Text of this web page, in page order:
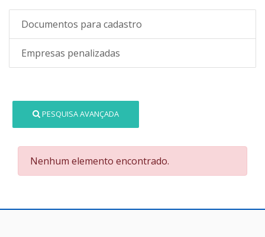
Documentos para cadastro
Empresas penalizadas
PESQUISA AVANÇADA
Nenhum elemento encontrado.